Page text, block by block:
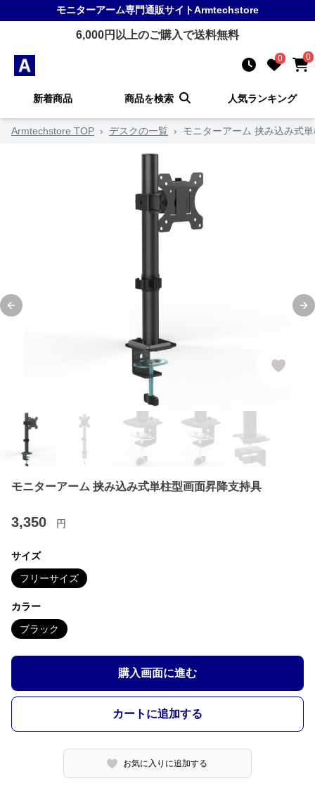
モニターアーム専門通販サイトArmtechstore
6,000円以上のご購入で送料無料
0 0
新着商品 商品を検索 人気ランキング
Armtechstore TOP › デスクの一覧 › モニターアーム 挟み込み式
Previous slide
モニターアーム 挟み込み式単柱型画面昇降支持具
3,350 円
サイズ
フリーサイズ
カラー
ブラック
購入画面に進む
カートに追加する
お気に入りに追加する